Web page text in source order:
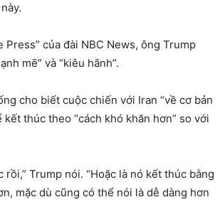
của đài NBC News, ông Trump
mẽ” và “kiêu hãnh”.
cho biết cuộc chiến với Iran “về cơ bản
thúc theo “cách khó khăn hơn” so với
Trump nói. “Hoặc là nó kết thúc bằng
mặc dù cũng có thể nói là dễ dàng hơn